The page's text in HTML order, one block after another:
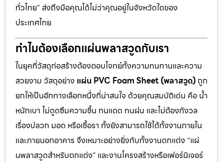
ทั่วไทย” ส่งถึงมือคุณได้ไม่ว่าคุณอยู่ในจังหวัดใดของ
ประเทศไทย
ทำไมต้องเลือกแผ่นพลาสวูดกับเรา
ในยุคที่วัสดุก่อสร้างต้องตอบโจทย์ทั้งความทนทานและความ
สวยงาม วัสดุอย่าง แผ่น PVC Foam Sheet (พลาสวูด) ถูก
ยกให้เป็นอีกทางเลือกหนึ่งที่น่าสนใจ ด้วยคุณสมบัติเด่น คือ น้ำ
หนักเบา ไม่ดูดซึมความชื้น ทนแดด ทนฝน และไม่ต้องกังวล
เรื่องปลวก มอด หรือเชื้อรา ทั้งยังสามารถใช้ได้ทั้งงานภายใน
และภายนอกอาคาร จึงเหมาะอย่างยิ่งกับทั้งงานตกแต่ง “แผ่
นพลาสวูดสำหรับตกแต่ง” และงานโครงสร้างหรือเฟอร์นิเจอร์